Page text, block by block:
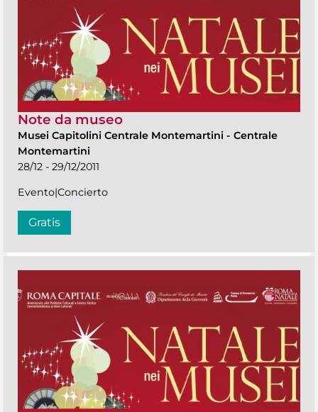
Note da museo
Musei Capitolini Centrale Montemartini - Centrale
Montemartini
28/12 - 29/12/2011
Evento|Concierto
Gratis